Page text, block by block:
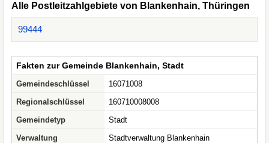
Alle Postleitzahlgebiete von Blankenhain, Thüringen
99444
Fakten zur Gemeinde Blankenhain, Stadt
Gemeindeschlüssel
16071008
Regionalschlüssel
160710008008
Gemeindetyp
Stadt
Verwaltung
Stadtverwaltung Blankenhain